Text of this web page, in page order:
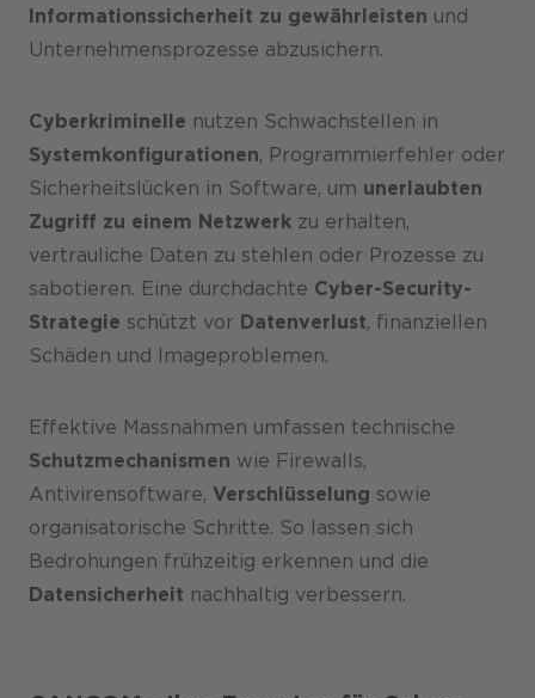
Informationssicherheit zu gewährleisten und
Unternehmensprozesse abzusichern.
Cyberkriminelle nutzen Schwachstellen in
Systemkonfigurationen, Programmierfehler oder
Sicherheitslücken in Software, um unerlaubten
Zugriff zu einem Netzwerk zu erhalten,
vertrauliche Daten zu stehlen oder Prozesse zu
sabotieren. Eine durchdachte Cyber-Security-
Strategie schützt vor Datenverlust, finanziellen
Schäden und Imageproblemen.
Effektive Massnahmen umfassen technische
Schutzmechanismen wie Firewalls,
Antivirensoftware, Verschlüsselung sowie
organisatorische Schritte. So lassen sich
Bedrohungen frühzeitig erkennen und die
Datensicherheit nachhaltig verbessern.